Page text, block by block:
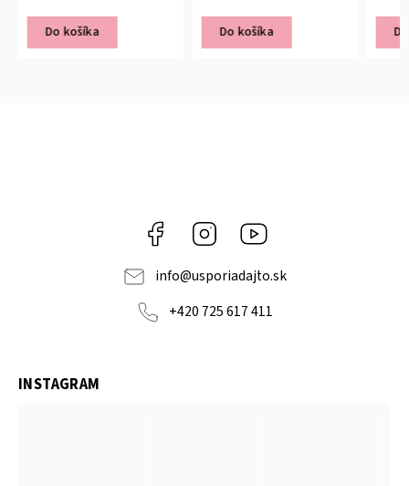
Do košíka Do košíka
Facebook Instagram
info@usporiadajto.sk
+420 725 617 411
INSTAGRAM